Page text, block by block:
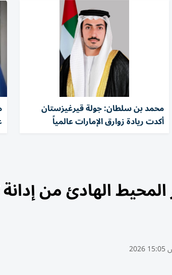
محمد بن سلطان: جولة قيرغيزستان
أكدت ريادة زوارق الإمارات عالمياً
الهادئ من